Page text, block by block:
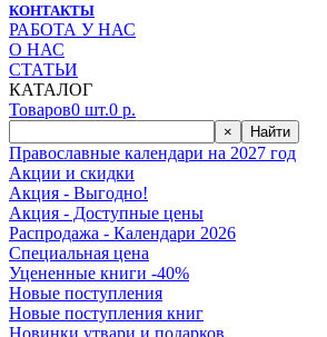
КОНТАКТЫ
РАБОТА У НАС
О НАС
СТАТЬИ
КАТАЛОГ
Товаров0 шт.0 р.
× Найти
Православные календари на 2027 год
Акции и скидки
Акция - Выгодно!
Акция - Доступные цены
Распродажа - Календари 2026
Специальная цена
Уцененные книги -40%
Новые поступления
Новые поступления книг
Новинки утвари и подарков